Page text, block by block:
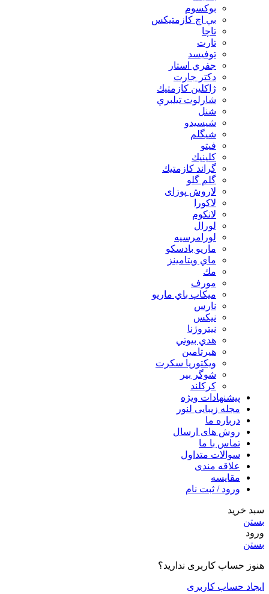
بوكسوم
بي اچ كازمتيكس
تاچا
تارت
توفيسد
جفري استار
دكتر جارت
ژاكلين كازمتيك
شارلوت تيلبري
شنل
شيسيدو
شیگلم
فيتو
كلينيك
گراند كازمتيك
گلم گلو
لاروش پوزای
لاكورا
لانكوم
لورال
لورامرسيه
ماريو بادسكو
ماي ويتامينز
مك
مورف
ميكاپ باي ماريو
نارس
نيكس
نیتروژنا
هدي بيوتي
هیرتامین
ویکتوریا سکرت
شوگر بير
کرکلند
پیشنهادات ویژه
مجله زیبایی لنور
درباره ما
روش های ارسال
تماس با ما
سوالات متداول
علاقه مندی
مقایسه
ورود / ثبت نام
سبد خرید
بستن
ورود
بستن
هنوز حساب کاربری ندارید؟
ایجاد حساب کاربری